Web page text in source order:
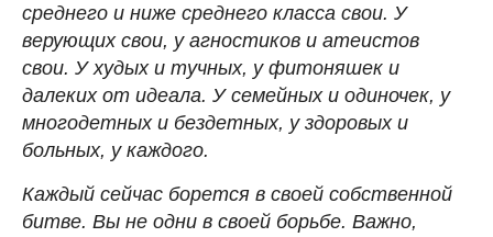
среднего и ниже среднего класса свои. У
верующих свои, у агностиков и атеистов
свои. У худых и тучных, у фитоняшек и
далеких от идеала. У семейных и одиночек, у
многодетных и бездетных, у здоровых и
больных, у каждого.
Каждый сейчас борется в своей собственной
битве. Вы не одни в своей борьбе. Важно,